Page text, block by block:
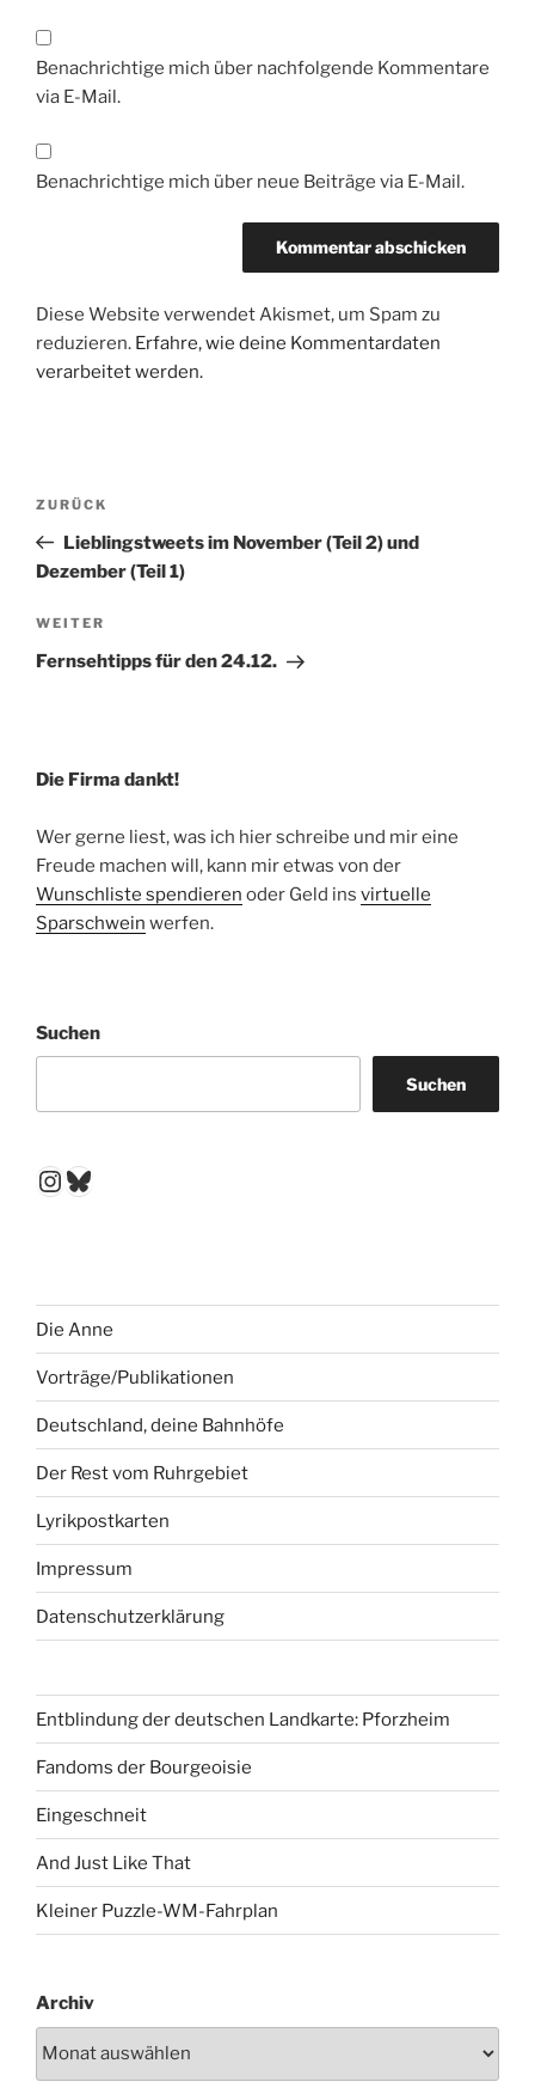
Benachrichtige mich über nachfolgende Kommentare
via E-Mail.
Benachrichtige mich über neue Beiträge via E-Mail.
Diese Website verwendet Akismet, um Spam zu
reduzieren. Erfahre, wie deine Kommentardaten
verarbeitet werden.
Beitragsnavigation
Vorheriger
Beitrag
ZURÜCK
Lieblingstweets im November (Teil 2) und
Dezember (Teil 1)
Nächster
Beitrag
WEITER
Fernsehtipps für den 24.12.
Die Firma dankt!
Wer gerne liest, was ich hier schreibe und mir eine
Freude machen will, kann mir etwas von der
Wunschliste spendieren oder Geld ins virtuelle
Sparschwein werfen.
Suchen
Suchen
Instagram
Bluesky
Die Anne
Vorträge/Publikationen
Deutschland, deine Bahnhöfe
Der Rest vom Ruhrgebiet
Lyrikpostkarten
Impressum
Datenschutzerklärung
Entblindung der deutschen Landkarte: Pforzheim
Fandoms der Bourgeoisie
Eingeschneit
And Just Like That
Kleiner Puzzle-WM-Fahrplan
Archiv